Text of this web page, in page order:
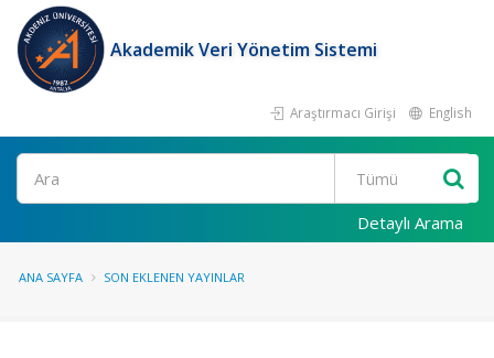
Akademik Veri Yönetim Sistemi
Araştırmacı Girişi English
Ara
Detaylı Arama
ANA SAYFA SON EKLENEN YAYINLAR